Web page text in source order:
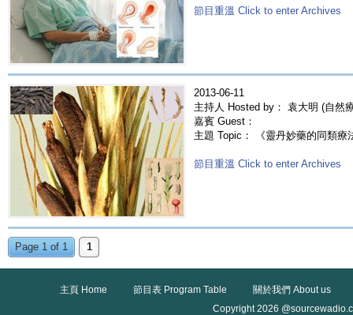
節目重溫 Click to enter Archives
2013-06-11
主持人 Hosted by： 袁大明 (自然
嘉賓 Guest：
主題 Topic： 《靈丹妙藥的同類
節目重溫 Click to enter Archives
Page 1 of 1 1
主頁 Home 節目表 Program Table
關於我們 About us
Copyright 2026